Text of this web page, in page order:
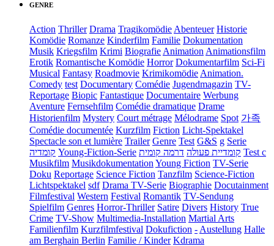
GENRE
Action Thriller Drama Tragikomödie Abenteuer Historie
Komödie Romanze Kinderfilm Familie Dokumentation
Musik Kriegsfilm Krimi Biografie Animation Animationsfilm
Erotik Romantische Komödie Horror Dokumentarfilm Sci-Fi
Musical Fantasy Roadmovie Krimikomödie Animation.
Comedy test Documentary Comédie Jugendmagazin TV-
Reportage Biopic Fantastique Documentaire Werbung
Aventure Fernsehfilm Comédie dramatique Drame
Historienfilm Mystery Court métrage Mélodrame Spot 가족
Comédie documentée Kurzfilm Fiction Licht-Spektakel
Spectacle son et lumière Trailer Genre Test G&S g Serie
קומדיה Young-Fiction-Serie קומדיית פעולה דרמה קומית
Test c
Musikfilm Musikdokumentation Young Fiction TV-Serie
Doku Reportage Science Fiction Tanzfilm Science-Fiction
Lichtspektakel sdf Drama TV-Serie Biographie Docutainment
Filmfestival Western Festival Romantik TV-Sendung
Spielfilm Genres Horror-Thriller Satire Divers History True
Crime TV-Show Multimedia-Installation Martial Arts
Familienfilm Kurzfilmfestival Dokufiction - Austellung Halle
am Berghain Berlin Familie / Kinder Kdrama